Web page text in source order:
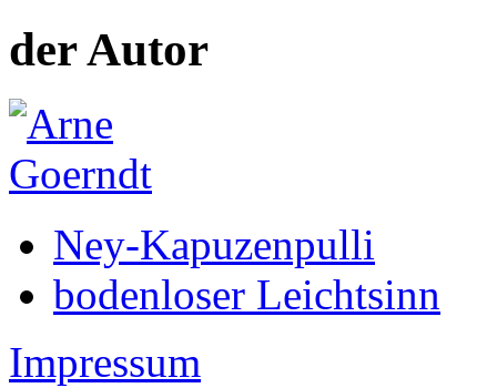
der Autor
Ney-Kapuzenpulli
bodenloser Leichtsinn
Impressum